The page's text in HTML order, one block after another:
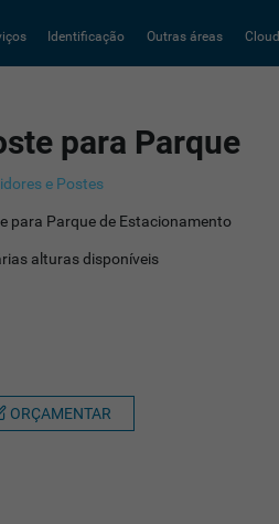
Identificação Outras áreas Cloud
para Parque
e Postes
para Parque de Estacionamento
alturas disponíveis
ORÇAMENTAR